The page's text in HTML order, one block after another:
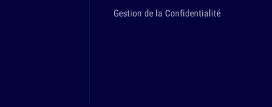
Gestion de la Confidentialité